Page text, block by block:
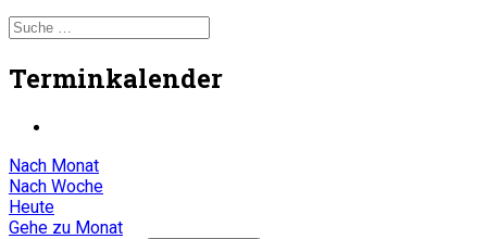
Terminkalender
Nach Monat
Nach Woche
Heute
Gehe zu Monat